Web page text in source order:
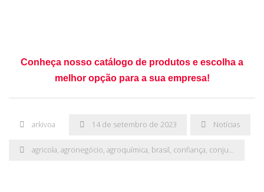
Conheça nosso catálogo de produtos e escolha a
melhor opção para a sua empresa!
arkivoa 14 de setembro de 2023 Notícias
agricola, agronegócio, agroquímica, brasil, confiança, conjunto